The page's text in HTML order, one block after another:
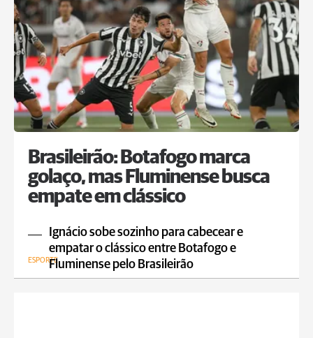
Brasileirão: Botafogo marca
golaço, mas Fluminense busca
empate em clássico
Ignácio sobe sozinho para cabecear e
empatar o clássico entre Botafogo e
Fluminense pelo Brasileirão
ESPORTE